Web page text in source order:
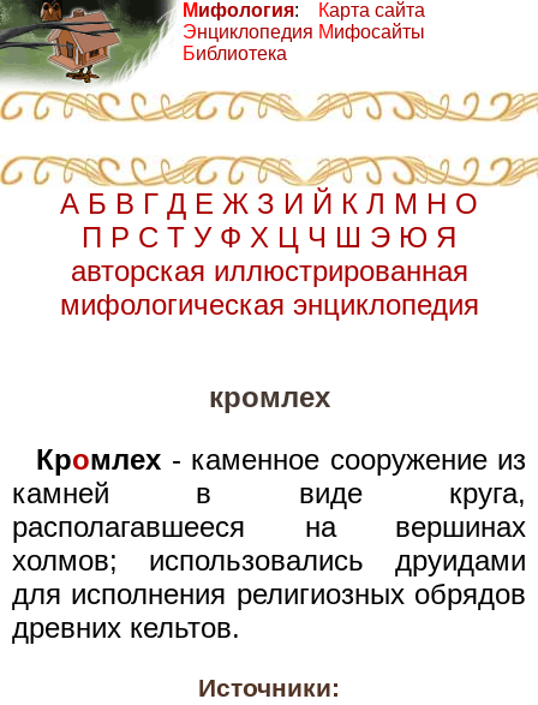
Мифология:
Энциклопедия
Библиотека
Карта сайта
Мифосайты
А Б В Г Д Е Ж З И Й К Л М Н О
П Р С Т У Ф Х Ц Ч Ш Э Ю Я
авторская иллюстрированная
мифологическая энциклопедия
кромлех
Кромлех - каменное сооружение из
камней в виде круга,
располагавшееся на вершинах
холмов; использовались друидами
для исполнения религиозных обрядов
древних кельтов.
Источники: